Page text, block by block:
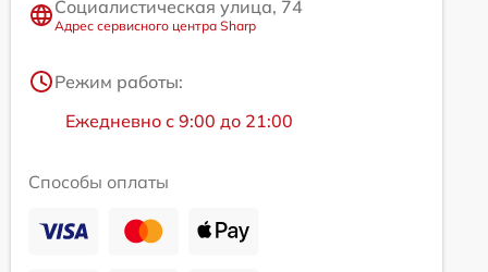
Социалистическая улица, 74
Адрес сервисного центра Sharp
Режим работы:
Ежедневно с 9:00 до 21:00
Способы оплаты